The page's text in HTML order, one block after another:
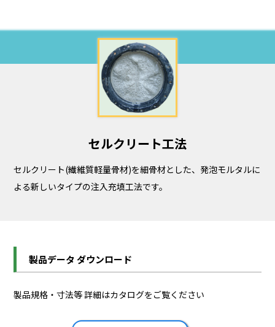
セルクリート工法
セルクリート(繊維質軽量骨材)を細骨材とした、発泡モルタルに
よる新しいタイプの注入充填工法です。
製品データ ダウンロード
製品規格・寸法等 詳細はカタログをご覧ください